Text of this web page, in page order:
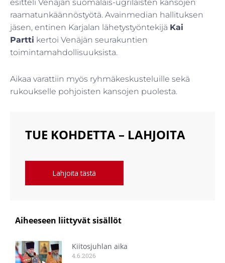
esitteli Venäjän suomalais-ugrilaisten kansojen
raamatunkäännöstyötä. Avainmedian hallituksen
jäsen, entinen Karjalan lähetystyöntekijä Kai
Partti kertoi Venäjän seurakuntien
toimintamahdollisuuksista.
Aikaa varattiin myös ryhmäkeskusteluille sekä
rukoukselle pohjoisten kansojen puolesta.
TUE KOHDETTA – LAHJOITA
Lahjoita tästä
Aiheeseen liittyvät sisällöt
Kiitosjuhlan aika
4.6.2026